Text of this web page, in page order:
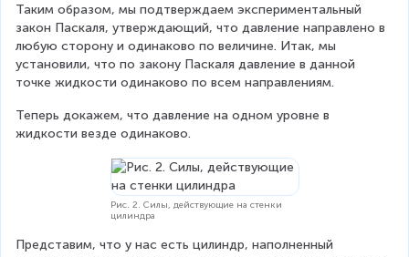
1
=
Р
_
2
Р
3
.
Таким образом, мы подтверждаем экспериментальный
закон Паскаля, утверждающий, что давление направлено в
любую сторону и одинаково по величине. Итак, мы
установили, что по закону Паскаля давление в данной
точке жидкости одинаково по всем направлениям.
Теперь докажем, что давление на одном уровне в
жидкости везде одинаково.
Рис. 2. Силы, действующие на стенки
цилиндра
Представим, что у нас есть цилиндр, наполненный